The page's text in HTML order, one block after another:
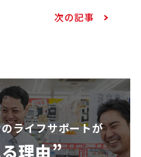
次の記事
ライフサポートが
理由”